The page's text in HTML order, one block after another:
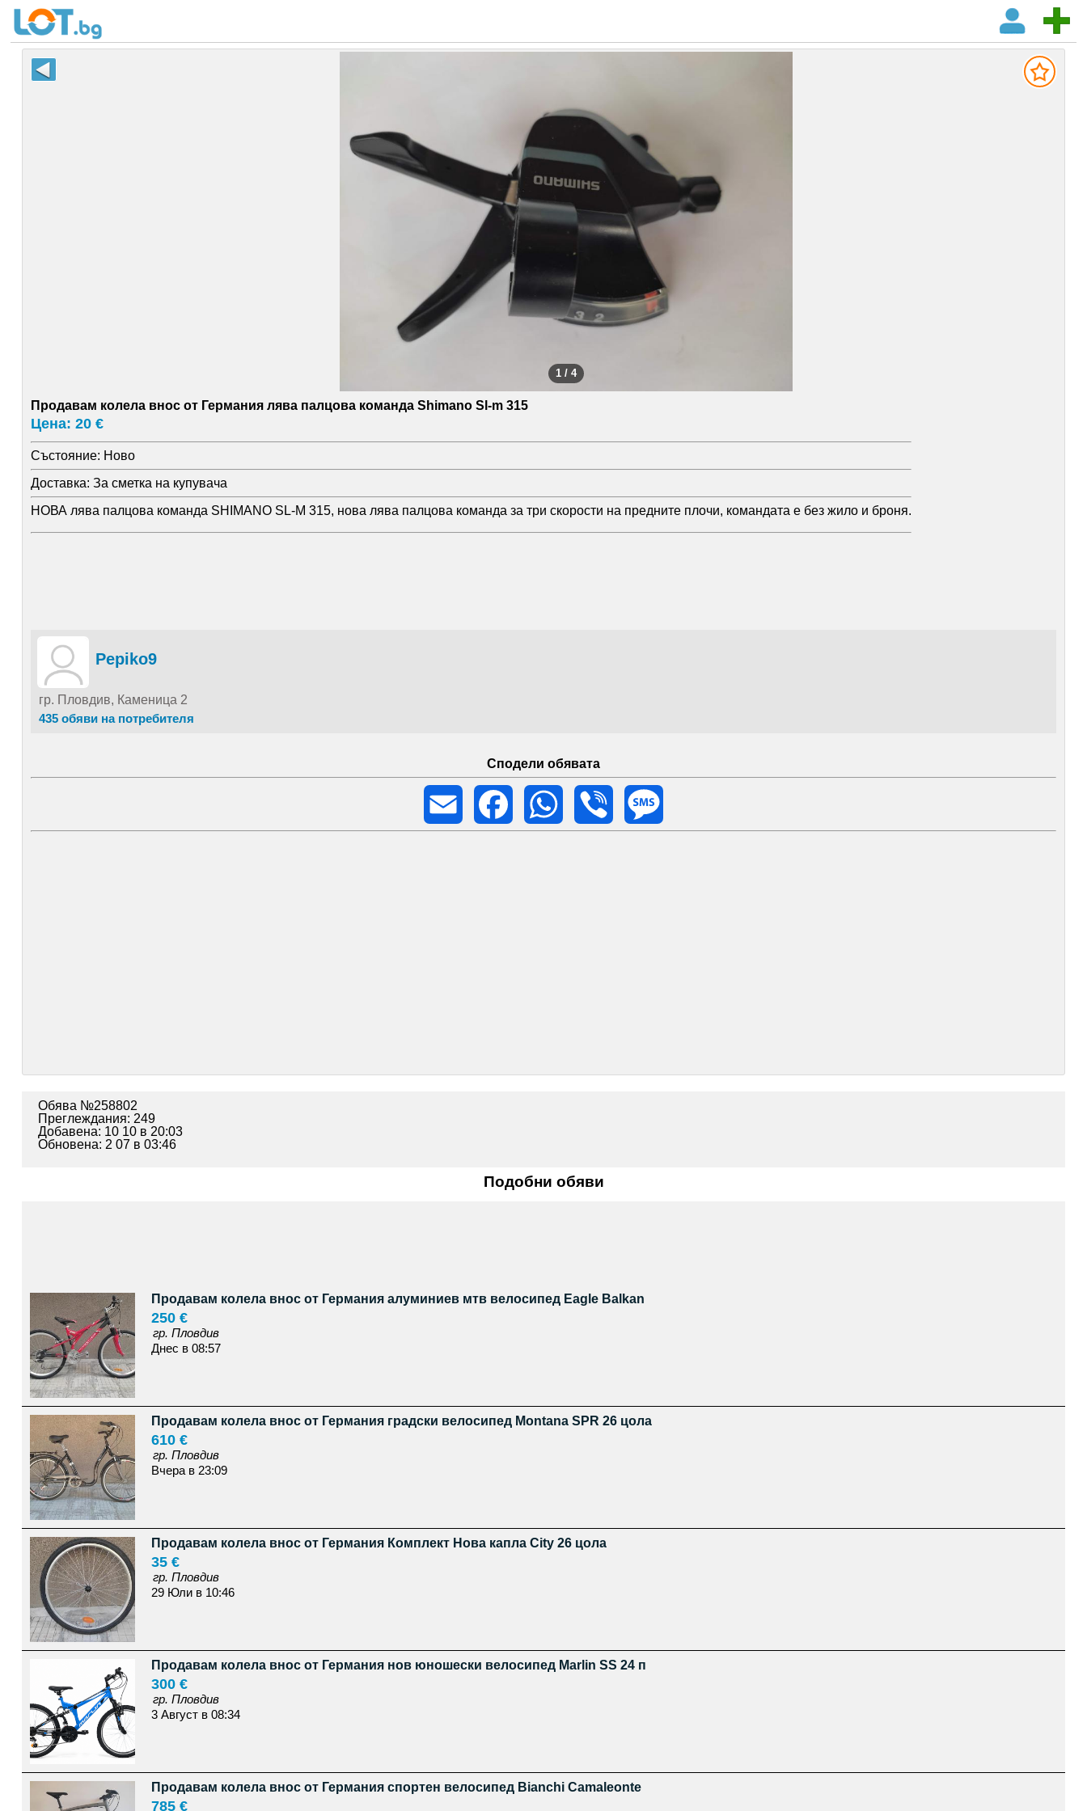
1 / 4
Продавам колела внос от Германия лява палцова команда Shimano Sl-m 315
Цена: 20 €
Състояние: Ново
Доставка: За сметка на купувача
НОВА лява палцова команда SHIMANO SL-M 315, нова лява палцова команда за три скорости на предните плочи, командата е без жило и броня.
Pepiko9
гр. Пловдив, Каменица 2
435 обяви на потребителя
Сподели обявата
Email
Facebook WhatsApp Viber
Обява №258802
Преглеждания: 249
Добавена: 10 10 в 20:03
Обновена: 2 07 в 03:46
Подобни обяви
Продавам колела внос от Германия алуминиев мтв велосипед Eagle Balkan
250 €
гр. Пловдив
Днес в 08:57
Продавам колела внос от Германия градски велосипед Montana SPR 26 цола
610 €
гр. Пловдив
Вчера в 23:09
Продавам колела внос от Германия Комплект Нова капла City 26 цола
35 €
гр. Пловдив
29 Юли в 10:46
Продавам колела внос от Германия нов юношески велосипед Marlin SS 24 п
300 €
гр. Пловдив
3 Август в 08:34
Продавам колела внос от Германия спортен велосипед Bianchi Camaleonte
785 €